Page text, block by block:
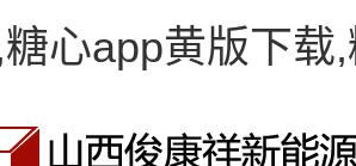
心app黄版下